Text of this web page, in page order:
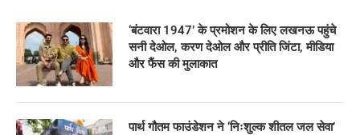
‘बंटवारा 1947’ के प्रमोशन के लिए लखनऊ पहुंचे
सनी देओल, करण देओल और प्रीति जिंटा, मीडिया
और फैंस की मुलाकात
पार्थ गौतम फाउंडेशन ने ‘निःशुल्क शीतल जल सेवा’